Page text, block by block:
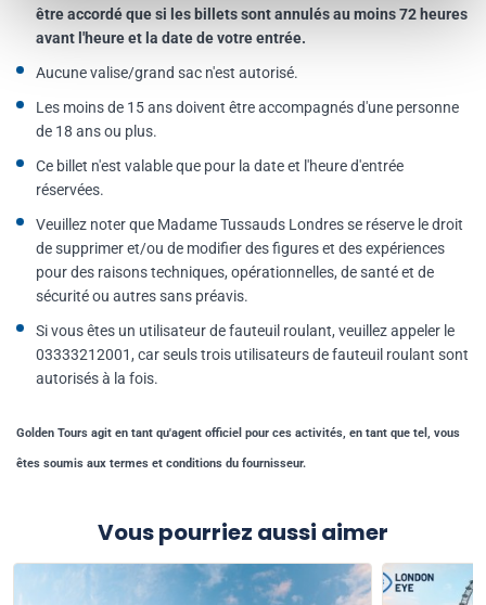
être accordé que si les billets sont annulés au moins 72 heures
avant l'heure et la date de votre entrée.
Aucune valise/grand sac n'est autorisé.
Les moins de 15 ans doivent être accompagnés d'une personne
de 18 ans ou plus.
Ce billet n'est valable que pour la date et l'heure d'entrée
réservées.
Veuillez noter que Madame Tussauds Londres se réserve le droit
de supprimer et/ou de modifier des figures et des expériences
pour des raisons techniques, opérationnelles, de santé et de
sécurité ou autres sans préavis.
Si vous êtes un utilisateur de fauteuil roulant, veuillez appeler le
03333212001, car seuls trois utilisateurs de fauteuil roulant sont
autorisés à la fois.
Golden Tours agit en tant qu'agent officiel pour ces activités, en tant que tel, vous
êtes soumis aux termes et conditions du fournisseur.
Vous pourriez aussi aimer